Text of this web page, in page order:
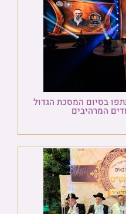
בסיום המסכת הגדול
המרהיבים